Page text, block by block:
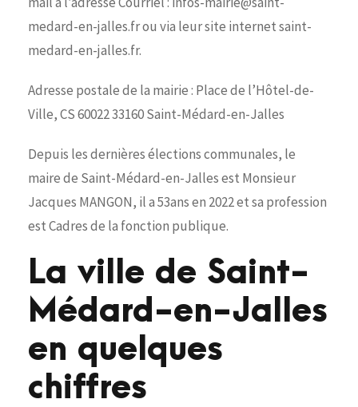
medard-en-jalles.fr ou via leur site internet saint-
medard-en-jalles.fr.
Adresse postale de la mairie : Place de l’Hôtel-de-
Ville, CS 60022 33160 Saint-Médard-en-Jalles
Depuis les dernières élections communales, le
maire de Saint-Médard-en-Jalles est Monsieur
Jacques MANGON, il a 53ans en 2022 et sa profession
est Cadres de la fonction publique.
La ville de Saint-
Médard-en-Jalles
en quelques
chiffres